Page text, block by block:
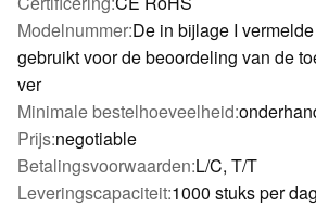
Modelnummer:De in bijlage I
gebruikt voor de beoordeling van de
ver
Minimale bestelhoeveelheid:
Prijs:negotiable
Betalingsvoorwaarden:L/C, T/T
Leveringscapaciteit:1000 stuks per dag